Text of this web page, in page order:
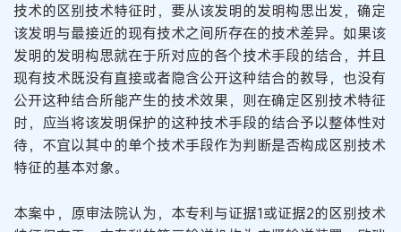
技术的区别技术特征时，要从该发明的发明构思出发，确定
该发明与最接近的现有技术之间所存在的技术差异。如果该
发明的发明构思就在于所对应的各个技术手段的结合，并且
现有技术既没有直接或者隐含公开这种结合的教导，也没有
公开这种结合所能产生的技术效果，则在确定区别技术特征
时，应当将该发明保护的这种技术手段的结合予以整体性对
待，不宜以其中的单个技术手段作为判断是否构成区别技术
特征的基本对象。
本案中，原审法院认为，本专利与证据1或证据2的区别技术